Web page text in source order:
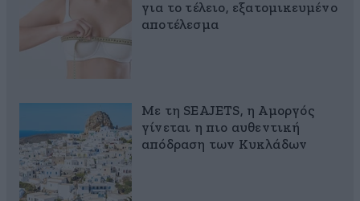
για το τέλειο, εξατομικευμένο
αποτέλεσμα
Με τη SEAJETS, η Αμοργός
γίνεται η πιο αυθεντική
απόδραση των Κυκλάδων